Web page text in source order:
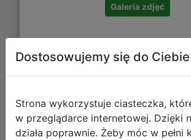
Galeria zdjęć
ABag Zestaw Szkolny
Ombre 2el. Plecak
Dostosowujemy się do Ciebie
Strona wykorzystuje ciasteczka,
w przeglądarce internetowej. Dzięki
działa poprawnie. Żeby móc w pełni